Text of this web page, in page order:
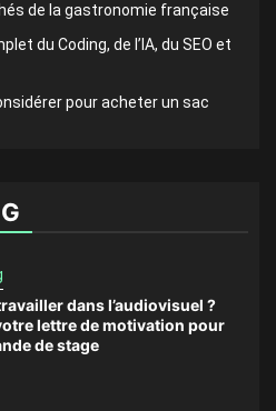
de la gastronomie française
du Coding, de l’IA, du SEO et
pour acheter un sac
dans l’audiovisuel ?
lettre de motivation pour
de stage